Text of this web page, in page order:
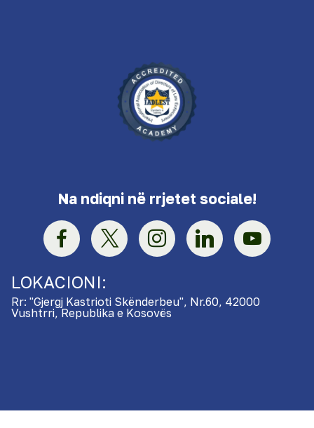
Na ndiqni në rrjetet sociale!
LOKACIONI:
Rr: "Gjergj Kastrioti Skënderbeu", Nr.60, 42000
Vushtrri, Republika e Kosovës